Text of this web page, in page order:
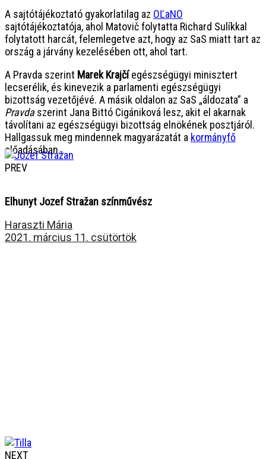
A sajtótájékoztató gyakorlatilag az OĽaNO
sajtótájékoztatója, ahol Matovič folytatta Richard Sulíkkal
folytatott harcát, felemlegetve azt, hogy az SaS miatt tart az
ország a járvány kezelésében ott, ahol tart.
A Pravda szerint Marek Krajčíegészségügyi minisztert
lecserélik, és kinevezik a parlamenti egészségügyi
bizottság vezetőjévé. A másik oldalon az SaS „áldozata” a
Pravdaszerint Jana Bittó Cigániková lesz, akit el akarnak
távolítani az egészségügyi bizottság elnökének posztjáról.
Hallgassuk meg mindennek magyarázatát a kormányfő
előadásában…
PREV
Elhunyt Jozef Stražan színművész
Haraszti Mária
2021. március 11. csütörtök
NEXT